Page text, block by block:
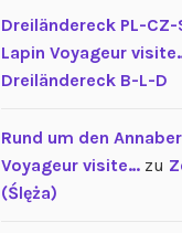
Dreiländereck PL-CZ-
Lapin Voyageur
Dreiländereck B-L-D
Rund um den
Voyageur visite…zu
(Ślęża)